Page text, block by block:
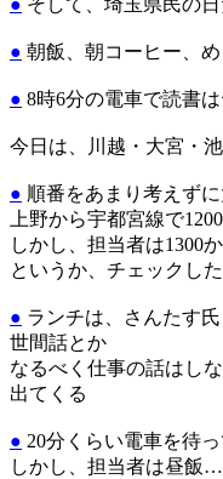
● 朝飯、朝コーヒー、
● 8時6分の電車で読書
今日は、川越・大宮・
● 順番をあまり考えず
上野から宇都宮線で
しかし、担当者は1300
というか、チェックし
● ランチは、さんたす
世間話とか
なるべく仕事の話はし
出てくる
● 20分くらい電車を待
しかし、担当者は昼飯…